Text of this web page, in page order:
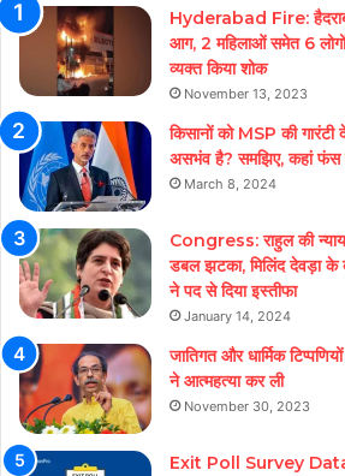
Hyderabad Fire:
आग, 2 महिलाओं समेत 6
व्यक्त किया शोक
November 13, 2023
किसानों को MSP की गारंटी
असभंव है? समझिए, कहां फंस
March 8, 2024
Congress: राहुल की
डबल झटका, मिलिंद देवड़ा
ने पद से दिया इस्तीफा
January 14, 2024
जातिगत और धार्मिक
ने आत्महत्या कर ली
November 30, 2023
Exit Poll Survey